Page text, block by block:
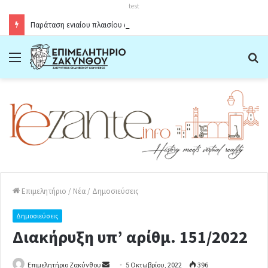
test
Menu
Επιμελητήριο / Νέα / Δημοσιεύσεις
Δημοσιεύσεις
Διακήρυξη υπ’ αρίθμ. 151/2022
Επιμελητήριο Ζακύνθου 5 Οκτωβρίου, 2022 396